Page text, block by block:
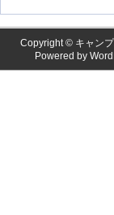
Copyright © キャン
Powered by